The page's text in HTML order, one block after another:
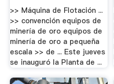
>> Máquina de Flotación ...
>> convención equipos de
minería de oro equipos de
minería de oro a pequeña
escala >> de ... Este jueves
se inauguró la Planta de ...